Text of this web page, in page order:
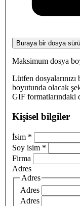
Buraya bir dosya
Maksimum dosya
Lütfen
boyutunda olacak
GIF formatlarındaki
Kişisel bilgiler
İsim *
Soy isim *
Firma
Adres
Adres
Adres
Adres